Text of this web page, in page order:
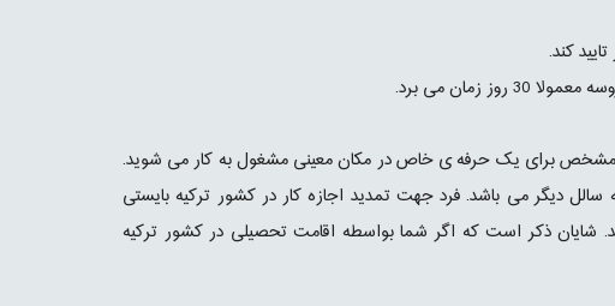
مشخص برای یک حرفه ی خاص در مکان معینی مشغول به کار می شوید.
دیگر می باشد. فرد جهت تمدید اجازه کار در کشور ترکیه بایستی
شایان ذکر است که اگر شما بواسطه اقامت تحصیلی در کشور ترکیه